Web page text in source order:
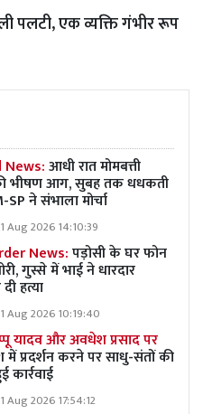
पलटी, एक व्यक्ति गंभीर रूप
आधी रात मोमबत्ती
भीषण आग, सुबह तक धधकती
ने संभाला मोर्चा
Aug 2026 14:10:39
News:पड़ोसी के घर फोन
गुस्से में भाई ने धारदार
हत्या
Aug 2026 10:19:40
यादव और अवधेश प्रसाद पर
प्रदर्शन करने पर साधु-संतों की
कार्रवाई
Aug 2026 17:54:12